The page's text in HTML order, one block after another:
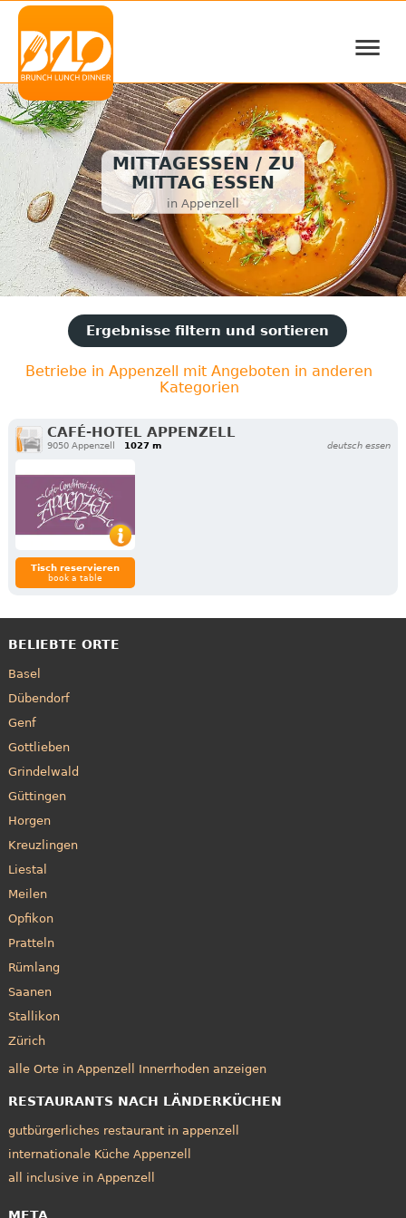
≡
MITTAGESSEN / ZU
MITTAG ESSEN
in Appenzell
Ergebnisse filtern und sortieren
Betriebe in Appenzell mit Angeboten in anderen
Kategorien
CAFÉ-HOTEL APPENZELL
9050 Appenzell 1027 m deutsch essen
Tisch reservieren
book a table
BELIEBTE ORTE
Basel
Dübendorf
Genf
Gottlieben
Grindelwald
Güttingen
Horgen
Kreuzlingen
Liestal
Meilen
Opfikon
Pratteln
Rümlang
Saanen
Stallikon
Zürich
alle Orte in Appenzell Innerrhoden anzeigen
RESTAURANTS NACH LÄNDERKÜCHEN
gutbürgerliches restaurant in appenzell
internationale Küche Appenzell
all inclusive in Appenzell